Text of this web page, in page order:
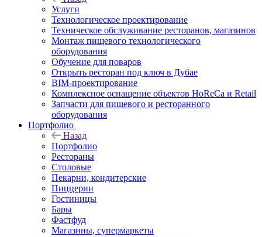
Услуги
Технологическое проектирование
Техническое обслуживание ресторанов, магазинов
Монтаж пищевого технологического
оборудования
Обучение для поваров
Открыть ресторан под ключ в Дубае
BIM-проектирование
Комплексное оснащение объектов HoReCa и Retail
Запчасти для пищевого и ресторанного
оборудования
Портфолио
Назад
Портфолио
Рестораны
Столовые
Пекарни, кондитерские
Пиццерии
Гостиницы
Бары
Фастфуд
Магазины, супермаркеты